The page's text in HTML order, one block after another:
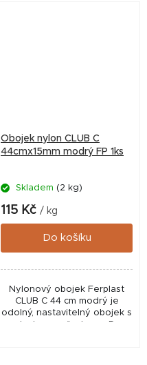
Obojek nylon CLUB C
44cmx15mm modrý FP 1ks
Skladem (2 kg)
115 Kč / kg
Do košíku
Nylonový obojek Ferplast
CLUB C 44 cm modrý je
odolný, nastavitelný obojek s
plastovou přezkou a D-